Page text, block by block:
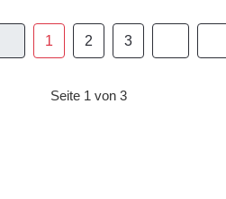
1 2 3
Seite 1 von 3